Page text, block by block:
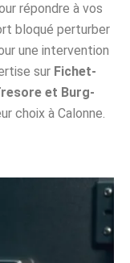
répondre à vos
bloqué perturber
une intervention
sur Fichet-
et Burg-
choix à Calonne.